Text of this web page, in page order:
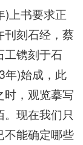
)上书要求正
刊刻石经，蔡
工镌刻于石
年)始成，此
时，观览摹写
现在我们只
不能确定哪些